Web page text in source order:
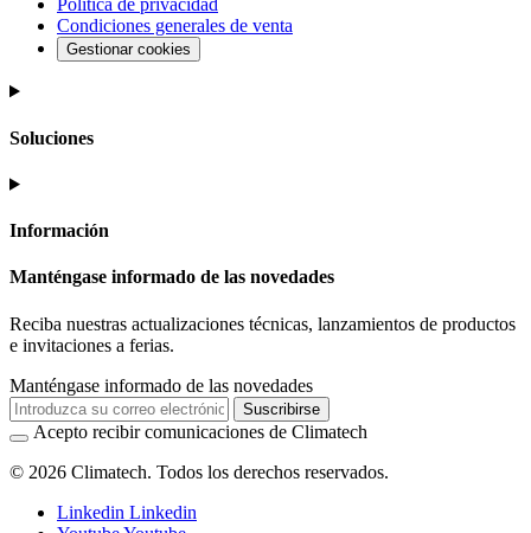
Política de privacidad
Condiciones generales de venta
Gestionar cookies
Soluciones
Información
Manténgase informado de las novedades
Reciba nuestras actualizaciones técnicas, lanzamientos de productos
e invitaciones a ferias.
Manténgase informado de las novedades
Suscribirse
Acepto recibir comunicaciones de Climatech
© 2026 Climatech. Todos los derechos reservados.
Linkedin Linkedin